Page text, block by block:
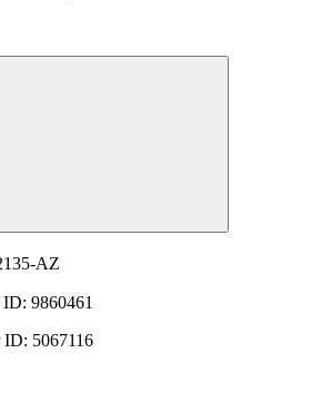
AZ
9860461
ID: 5067116